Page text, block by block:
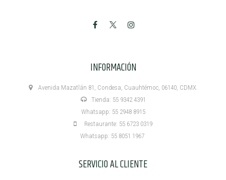
INFORMACIÓN
Avenida Mazatlán 81, Condesa, Cuauhtémoc, 06140, CDMX.
Tienda: 55 9342 4391
Whatsapp: 55 2948 8915
Restaurante: 55 6723 0319
Whatsapp: 55 8051 1967
SERVICIO AL CLIENTE